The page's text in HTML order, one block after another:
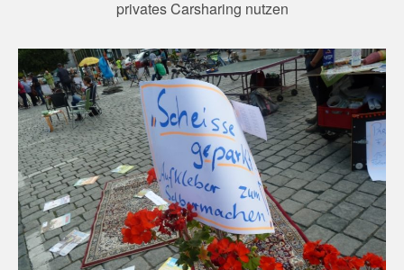
privates Carsharing nutzen